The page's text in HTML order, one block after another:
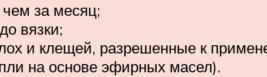
за месяц;
вязки;
и клещей, разрешенные к
на основе эфирных масел).